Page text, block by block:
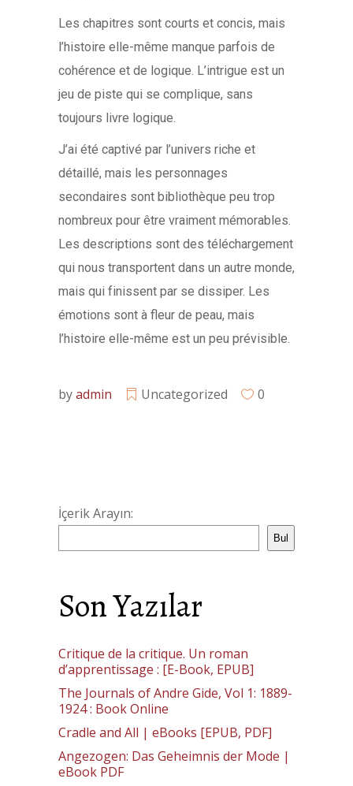
Les chapitres sont courts et concis, mais
l’histoire elle-même manque parfois de
cohérence et de logique. L’intrigue est un
jeu de piste qui se complique, sans
toujours livre logique.
J’ai été captivé par l’univers riche et
détaillé, mais les personnages
secondaires sont bibliothèque peu trop
nombreux pour être vraiment mémorables.
Les descriptions sont des téléchargement
qui nous transportent dans un autre monde,
mais qui finissent par se dissiper. Les
émotions sont à fleur de peau, mais
l’histoire elle-même est un peu prévisible.
byadmin Uncategorized 0
İçerik Arayın:
Bul
Son Yazılar
Critique de la critique. Un roman
d’apprentissage : [E-Book, EPUB]
The Journals of Andre Gide, Vol 1: 1889-
1924 : Book Online
Cradle and All | eBooks [EPUB, PDF]
Angezogen: Das Geheimnis der Mode |
eBook PDF